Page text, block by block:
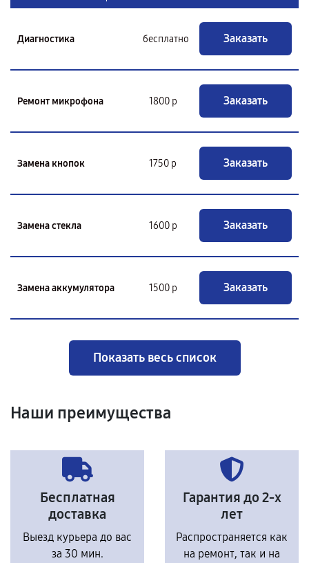
Диагностика бесплатно Заказать
Ремонт микрофона 1800 р Заказать
Замена кнопок 1750 р Заказать
Замена стекла 1600 р Заказать
Замена аккумулятора 1500 р Заказать
Показать весь список
Наши преимущества
Бесплатная
доставка
Выезд курьера до вас
за 30 мин.
Гарантия до 2-х
лет
Распространяется как
на ремонт, так и на